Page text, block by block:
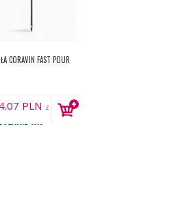
CORAVIN FAST POUR
PLN z
9KS